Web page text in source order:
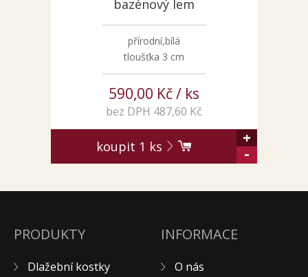
bazénový lem
přírodní,bílá
tloušťka 3 cm
590,00 Kč / ks
bez DPH 487,60 Kč
koupit 1 ks
+
-
PRODUKTY
Dlažební kostky
INFORMACE
O nás